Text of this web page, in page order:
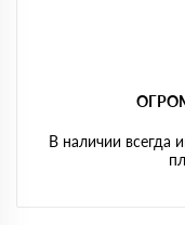
В наличии всегда